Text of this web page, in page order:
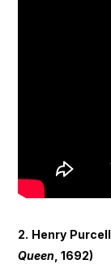
2. Henry Purcell,
Queen , 1692)